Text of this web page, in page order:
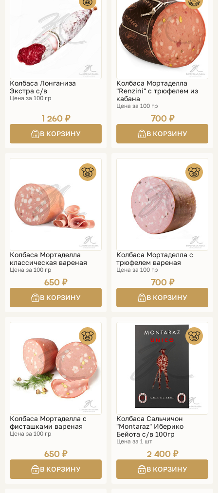
Колбаса Лонганиза
Экстра с/в
Цена за 100 гр
1 260 ₽
Колбаса Мортаделла
"Renzini" с трюфелем из
кабана
Цена за 100 гр
700 ₽
Колбаса Мортаделла
классическая вареная
Цена за 100 гр
650 ₽
Колбаса Мортаделла с
трюфелем вареная
Цена за 100 гр
700 ₽
Колбаса Мортаделла с
фисташками вареная
Цена за 100 гр
650 ₽
Колбаса Сальчичон
"Montaraz" Иберико
Бейота с/в 100гр
Цена за 1 шт
2 400 ₽